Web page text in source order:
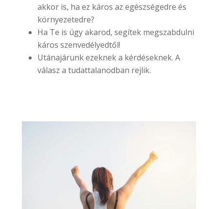
akkor is, ha ez káros az egészségedre és
környezetedre?
Ha Te is úgy akarod, segítek megszabdulni
káros szenvedélyedtől!
Utánajárunk ezeknek a kérdéseknek. A
válasz a tudattalanodban rejlik.